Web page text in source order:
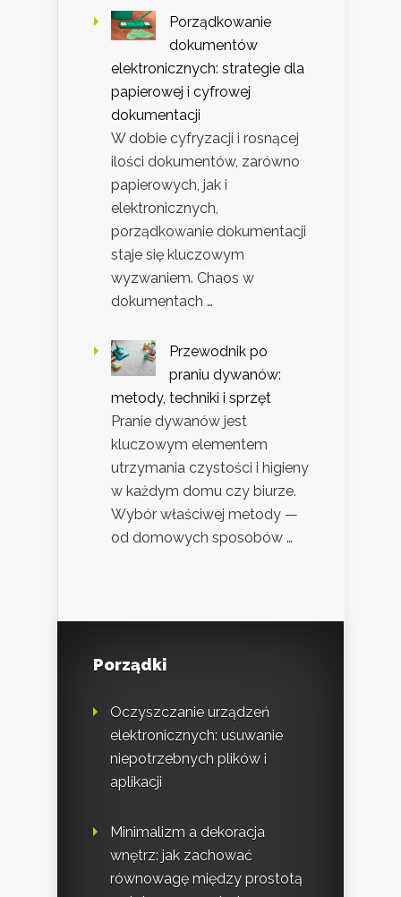
Porządkowanie
dokumentów
elektronicznych: strategie dla
papierowej i cyfrowej
dokumentacji
W dobie cyfryzacji i rosnącej
ilości dokumentów, zarówno
papierowych, jak i
elektronicznych,
porządkowanie dokumentacji
staje się kluczowym
wyzwaniem. Chaos w
dokumentach …
Przewodnik po
praniu dywanów:
metody, techniki i sprzęt
Pranie dywanów jest
kluczowym elementem
utrzymania czystości i higieny
w każdym domu czy biurze.
Wybór właściwej metody —
od domowych sposobów …
Porządki
Oczyszczanie urządzeń
elektronicznych: usuwanie
niepotrzebnych plików i
aplikacji
Minimalizm a dekoracja
wnętrz: jak zachować
równowagę między prostotą